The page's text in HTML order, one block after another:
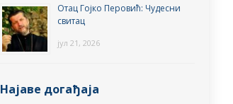
Отац Гојко Перовић: Чудесни
свитац
јул 21, 2026
Најаве догађаја